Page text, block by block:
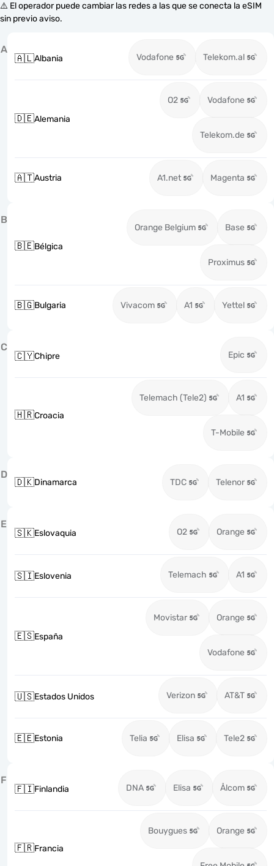
⚠️ El operador puede cambiar las redes a las que se conecta la eSIM
sin previo aviso.
A
🇦🇱Albania Vodafone Telekom.al
🇩🇪Alemania
O2 Vodafone
Telekom.de
🇦🇹Austria A1.net Magenta
B
🇧🇪Bélgica
Orange Belgium Base
Proximus
🇧🇬Bulgaria Vivacom A1 Yettel
C
🇨🇾Chipre Epic
🇭🇷Croacia
Telemach (Tele2) A1
T-Mobile
D
🇩🇰Dinamarca TDC Telenor
E
🇸🇰Eslovaquia O2 Orange
🇸🇮Eslovenia Telemach A1
🇪🇸España
Movistar Orange
Vodafone
🇺🇸Estados Unidos Verizon AT&T
🇪🇪Estonia Telia Elisa Tele2
F
🇫🇮Finlandia DNA Elisa Ålcom
🇫🇷Francia
Bouygues Orange